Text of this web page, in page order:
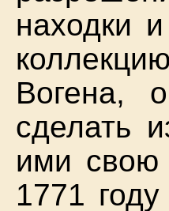
находки
Вогена,
сделать
ими свою
1771